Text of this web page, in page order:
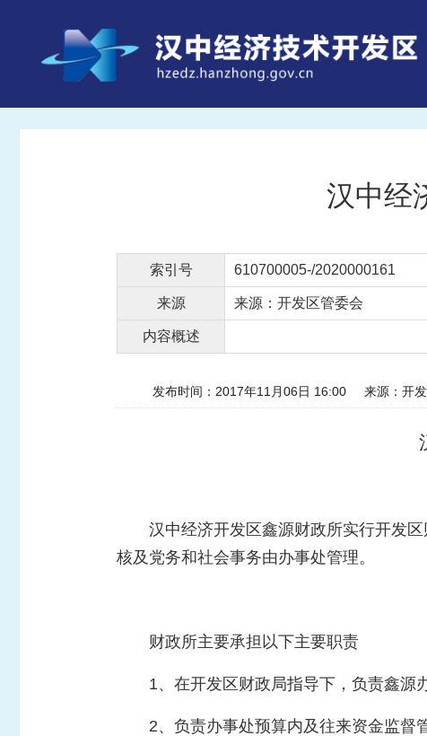
汉中经
索引号 610700005-/2020000161
来源 来源：开发区管委会
内容概述
发布时间：2017年11月06日 16:00 来源：开
汉中经济开发区鑫源财政所实行开发
核及党务和社会事务由办事处管理。
财政所主要承担以下主要职责
1、在开发区财政局指导下，负责鑫源
2、负责办事处预算内及往来资金监督